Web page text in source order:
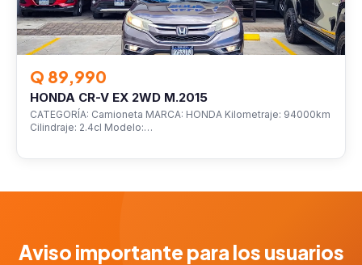
Q 89,990
HONDA CR-V EX 2WD M.2015
CATEGORÍA: Camioneta MARCA: HONDA Kilometraje: 94000km
Cilindraje: 2.4cl Modelo:…
Aviso importante para los usuarios